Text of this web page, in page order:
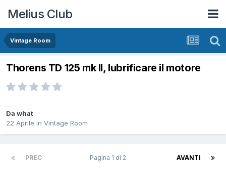
Melius Club
Vintage Room
Thorens TD 125 mk ll, lubrificare il motore
Da what
22 Aprile in Vintage Room
PREC AVANTI
Pagina 1 di 2